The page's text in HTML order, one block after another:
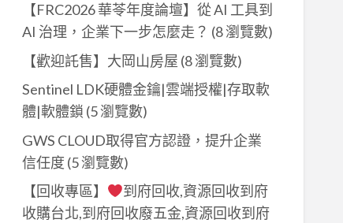
【FRC2026 華苓年度論壇】從 AI 工具到
AI 治理，企業下一步怎麼走？ (8 瀏覽數)
【歡迎託售】大岡山房屋 (8 瀏覽數)
Sentinel LDK硬體金鑰|雲端授權|存取軟
體|軟體鎖 (5 瀏覽數)
GWS CLOUD取得官方認證，提升企業
信任度 (5 瀏覽數)
【回收專區】
到府回收,資源回收到府
收購台北,到府回收廢五金,資源回收到府